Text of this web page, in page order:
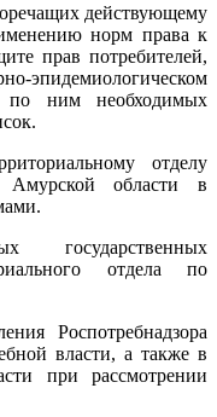
действующему
норм права к
прав потребителей,
по ним необходимых
отделу
Амурской области в
государственных
отдела по
Роспотребнадзора
власти, а также в
при рассмотрении